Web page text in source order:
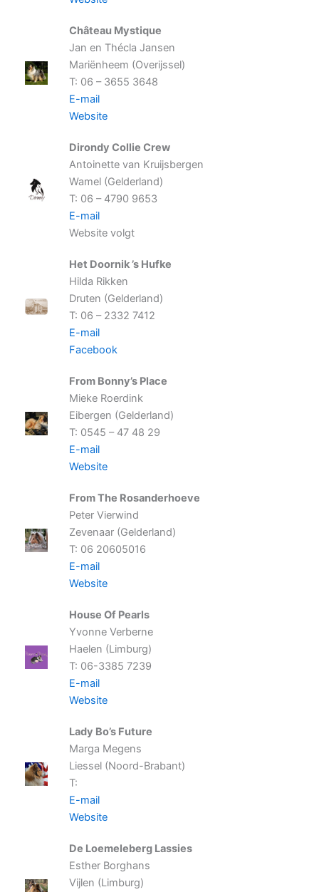
Château Mystique
Jan en Thécla Jansen
Mariënheem (Overijssel)
T: 06 – 3655 3648
E-mail
Website
Dirondy Collie Crew
Antoinette van Kruijsbergen
Wamel (Gelderland)
T: 06 – 4790 9653
E-mail
Website volgt
Het Doornik ’s Hufke
Hilda Rikken
Druten (Gelderland)
T: 06 – 2332 7412
E-mail
Facebook
From Bonny’s Place
Mieke Roerdink
Eibergen (Gelderland)
T: 0545 – 47 48 29
E-mail
Website
From The Rosanderhoeve
Peter Vierwind
Zevenaar (Gelderland)
T: 06 20605016
E-mail
Website
House Of Pearls
Yvonne Verberne
Haelen (Limburg)
T: 06-3385 7239
E-mail
Website
Lady Bo’s Future
Marga Megens
Liessel (Noord-Brabant)
T:
E-mail
Website
De Loemeleberg Lassies
Esther Borghans
Vijlen (Limburg)